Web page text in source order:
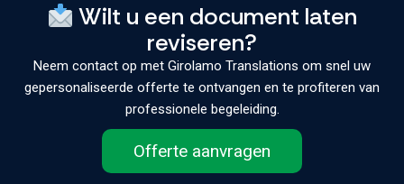
Wilt u een document laten
reviseren?
Neem contact op met Girolamo Translations om snel uw
gepersonaliseerde offerte te ontvangen en te profiteren van
professionele begeleiding.
Offerte aanvragen